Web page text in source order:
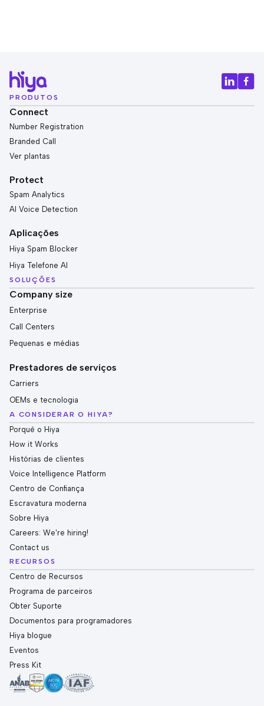
PRODUTOS
Connect
Number Registration
Branded Call
Ver plantas
Protect
Spam Analytics
AI Voice Detection
Aplicações
Hiya Spam Blocker
Hiya Telefone AI
SOLUÇÕES
Company size
Enterprise
Call Centers
Pequenas e médias
Prestadores de serviços
Carriers
OEMs e tecnologia
A CONSIDERAR O HIYA?
Porquê o Hiya
How it Works
Histórias de clientes
Voice Intelligence Platform
Centro de Confiança
Escravatura moderna
Sobre Hiya
Careers: We're hiring!
Contact us
RECURSOS
Centro de Recursos
Programa de parceiros
Obter Suporte
Documentos para programadores
Hiya blogue
Eventos
Press Kit